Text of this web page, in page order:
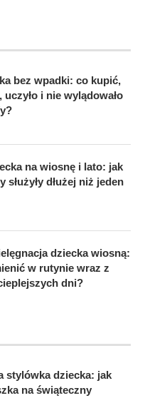
bez wpadki: co kupić,
uczyło i nie wylądowało
na wiosnę i lato: jak
służyły dłużej niż jeden
dziecka wiosną:
w rutynie wraz z
dni?
stylówka dziecka: jak
na świąteczny